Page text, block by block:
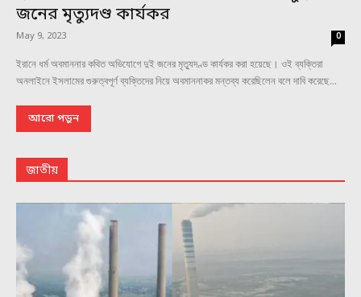
জনের মৃত্যুদণ্ড কার্যকর
May 9, 2023 0
ইরানে ধর্ম অবমাননার কথিত অভিযোগে দুই জনের মৃত্যুদণ্ড কার্যকর করা হয়েছে। ওই ব্যক্তিরা
অনলাইনে ইসলামের গুরুত্বপূর্ণ ব্যক্তিদের নিয়ে অবমাননাকর মন্তব্য করেছিলেন বলে দাবি করেছে...
আরো পড়ুন
জাতীয়